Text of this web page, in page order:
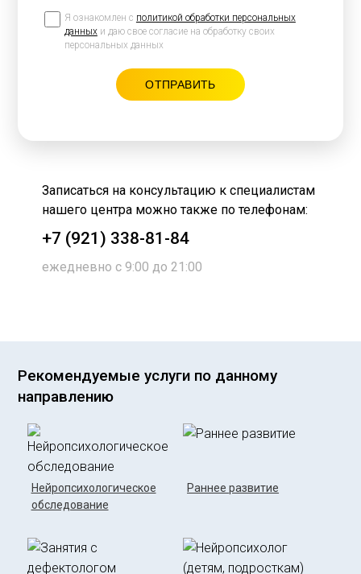
Я ознакомлен с политикой обработки персональных
данныхи даю свое согласие на обработку своих
персональных данных
Записаться на консультацию к специалистам
нашего центра можно также по телефонам:
+7 (921) 338-81-84
ежедневно с 9:00 до 21:00
Рекомендуемые услуги по данному
направлению
Нейропсихологическое
обследование
Раннее развитие